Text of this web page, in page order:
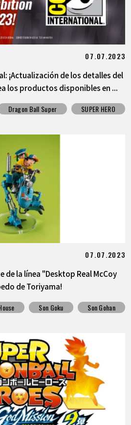
07.07.2023
¡Actualización de los detalles del
los productos disponibles en ...
Dragon Ball Super SUPER HERO
07.07.2023
de la línea "Desktop Real McCoy
de Toriyama!
Son Goku Son Gohan